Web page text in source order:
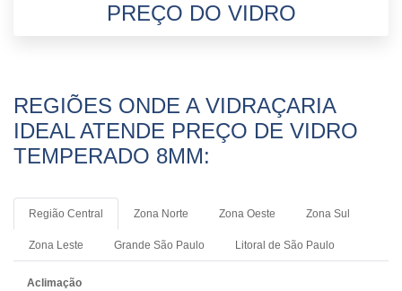
PREÇO DO VIDRO
REGIÕES ONDE A VIDRAÇARIA
IDEAL ATENDE PREÇO DE VIDRO
TEMPERADO 8MM:
Região Central Zona Norte Zona Oeste Zona Sul
Zona Leste Grande São Paulo Litoral de São Paulo
Aclimação